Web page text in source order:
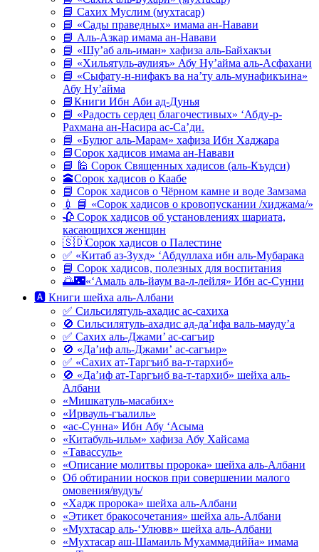
📘 Сахих Муслим (мухтасар)
📘 «Сады праведных» имама ан-Навави
📘 Аль-Азкар имама ан-Навави
📘 «Шу’аб аль-иман» хафиза аль-Байхакъи
📘 «Хильятуль-аулияъ» Абу Ну’айма аль-Асфахани
📘 «Сыфату-н-нифакъ ва на’ту аль-мунафикъина»
Абу Ну’айма
📘Книги Ибн Аби ад-Дунья
📘 «Радость сердец благочестивых» ‘Абду-р-
Рахмана ан-Насира ас-Са’ди.
📘 «Булюг аль-Марам» хафиза Ибн Хаджара
📘Сорок хадисов имама ан-Навави
📘 🕌 Сорок Священных хадисов (аль-Къудси)
🕋Сорок хадисов о Каабе
📘 Сорок хадисов о Чёрном камне и воде Замзама
💉 📘 «Сорок хадисов о кровопускании /хиджама/»
🥀 Сорок хадисов об установлениях шариата,
касающихся женщин
🇸🇩Сорок хадисов о Палестине
✅ «Китаб аз-Зухд» ‘Абдуллаха ибн аль-Мубарака
📘 Сорок хадисов, полезных для воспитания
🌅🌃«‘Амаль аль-йаум ва-л-лейля» Ибн ас-Сунни
🅰 Книги шейха аль-Албани
✅ Сильсилятуль-ахадис ас-сахиха
🚫 Сильсилятуль-ахадис ад-да’ифа валь-мауду’а
✅ Сахих аль-Джами’ ас-сагъир
🚫 «Да’иф аль-Джами’ ас-сагъир»
✅ «Сахих ат-Таргъиб ва-т-тархиб»
🚫 «Да’иф ат-Таргъиб ва-т-тархиб» шейха аль-
Албани
«Мишкатуль-масабих»
«Ирвауль-гъалиль»
«ас-Сунна» Ибн Абу ‘Асыма
«Китабуль-ильм» хафиза Абу Хайсама
«Тавассуль»
«Описание молитвы пророка» шейха аль-Албани
Об обтирании носков при совершении малого
омовения/вудуъ/
«Хадж пророка» шейха аль-Албани
«Этикет бракосочетания» шейха аль-Албани
«Мухтасар аль-‘Улювв» шейха аль-Албани
«Мухтасар аш-Шамаиль Мухаммадиййа» имама